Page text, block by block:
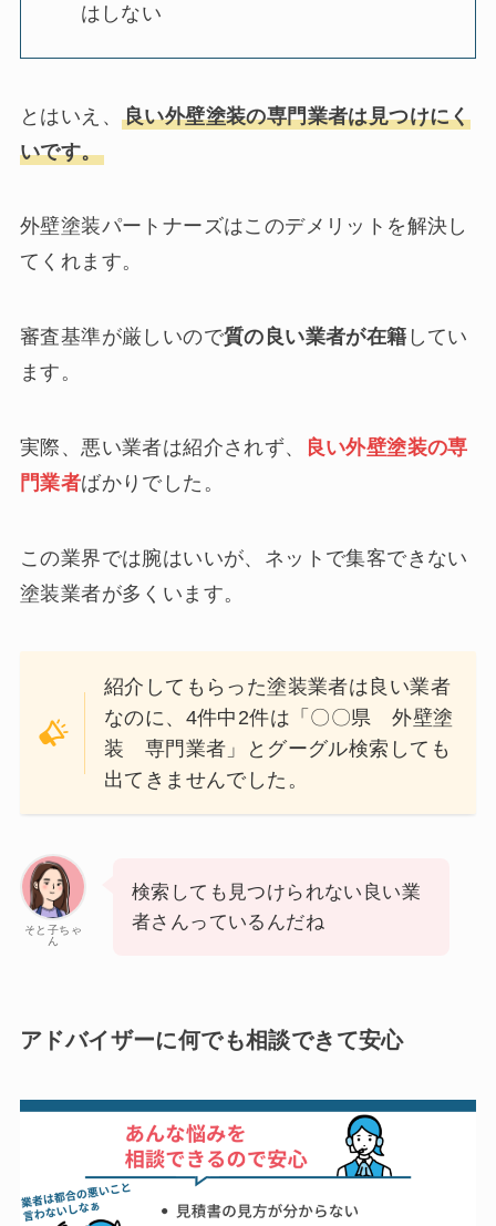
はしない
とはいえ、 良い外壁塗装の専門業者は見つけにく
いです。
外壁塗装パートナーズはこのデメリットを解決し
てくれます。
審査基準が厳しいので質の良い業者が在籍 してい
ます。
実際、悪い業者は紹介されず、
良い外壁塗装の専
門業者ばかりでした。
この業界では腕はいいが、ネットで集客できない
塗装業者が多くいます。
紹介してもらった塗装業者は良い業者
なのに、4件中2件は「〇〇県 外壁塗
装 専門業者」とグーグル検索しても
出てきませんでした。
そと子ちゃ
ん
検索しても見つけられない良い業
者さんっているんだね
アドバイザーに何でも相談できて安心